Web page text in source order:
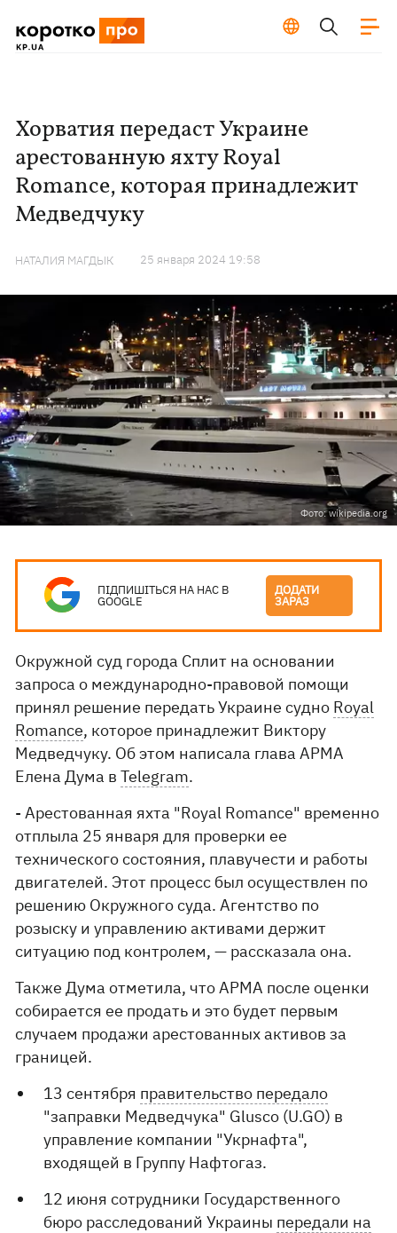
Хорватия передаст Украине
арестованную яхту Royal
Romance, которая принадлежит
Медведчуку
НАТАЛИЯ МАГДЫК 25 января 2024 19:58
Фото: wikipedia.org
ПІДПИШІТЬСЯ НА НАС В
GOOGLE
ДОДАТИ
ЗАРАЗ
Окружной суд города Сплит на основании
запроса о международно-правовой помощи
принял решение передать Украине судно Royal
Romance, которое принадлежит Виктору
Медведчуку. Об этом написала глава АРМА
Елена Дума вTelegram.
- Арестованная яхта "Royal Romance" временно
отплыла 25 января для проверки ее
технического состояния, плавучести и работы
двигателей. Этот процесс был осуществлен по
решению Окружного суда. Агентство по
розыску и управлению активами держит
ситуацию под контролем, — рассказала она.
Также Дума отметила, что АРМА после оценки
собирается ее продать и это будет первым
случаем продажи арестованных активов за
границей.
13 сентября правительство передало
"заправки Медведчука" Glusco (U.GO) в
управление компании "Укрнафта",
входящей в Группу Нафтогаз.
12 июня сотрудники Государственного
бюро расследований Украины передали на